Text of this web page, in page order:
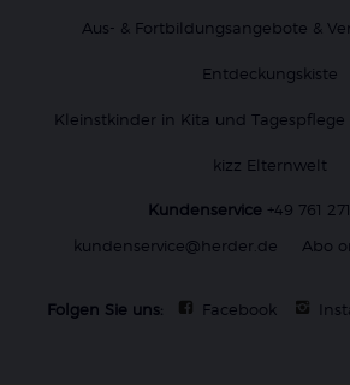
Aus- & Fortbildungsangebote &
Entdeckungskiste
Kleinstkinder in Kita und Tagespflege
kizz Elternwelt
Kundenservice +49 761
kundenservice@herder.de
Abo
Folgen Sie uns: Facebook